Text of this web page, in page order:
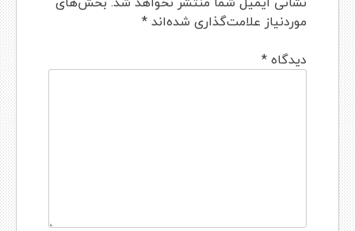
موردنیاز علامت‌گذاری شده‌اند*
دیدگاه*